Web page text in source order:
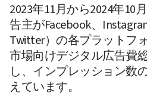
2023年11月から2024年10
告主がFacebook、
Twitter）の各プラットフ
市場向けデジタル広告費
し、インプレッション数
えています。